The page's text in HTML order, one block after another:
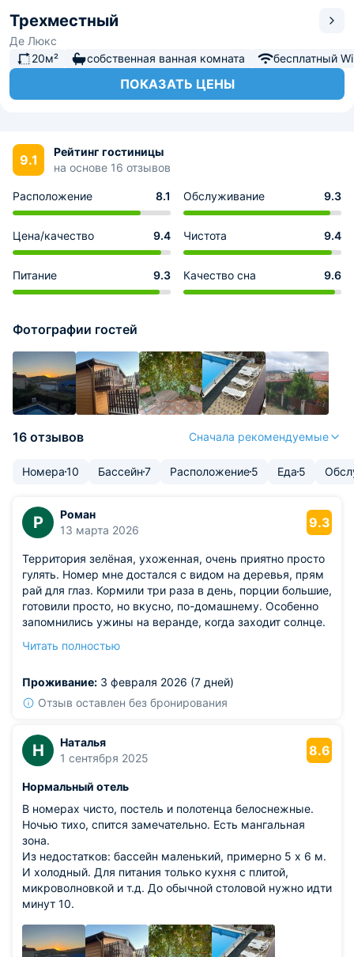
Трехместный
Де Люкс
20м²
собственная ванная комната бесплатный
ПОКАЗАТЬ ЦЕНЫ
9.1
Рейтинг гостиницы
на основе 16 отзывов
Расположение 8.1 Обслуживание 9.3
Цена/качество 9.4 Чистота 9.4
Питание 9.3 Качество сна 9.6
Фотографии гостей
16 отзывов Сначала рекомендуемые
Номера10 Бассейн7 Расположение5 Еда 5
Р
Роман
13 марта 2026
9.3
Территория зелёная, ухоженная, очень приятно просто
гулять. Номер мне достался с видом на деревья, прям
рай для глаз. Кормили три раза в день, порции большие,
готовили просто, но вкусно, по-домашнему. Особенно
запомнились ужины на веранде, когда заходит солнце.
вечером, а дополнительного одеяла я не нашёл.
Читать полностью
Проживание: 3 февраля 2026 (7 дней)
Отзыв оставлен без бронирования
Н
Наталья
1 сентября 2025
8.6
Нормальный отель
В номерах чисто, постель и полотенца белоснежные.
Ночью тихо, спится замечательно. Есть мангальная
зона.
Из недостатков: бассейн маленький, примерно 5 х 6 м.
И холодный. Для питания только кухня с плитой,
микроволновкой и т.д. До обычной столовой нужно идти
минут 10.